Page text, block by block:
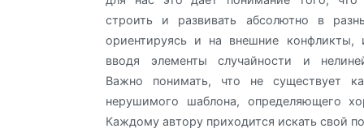
строить и развивать абсолютно в
ориентируясь и на внешние конфликты,
вводя элементы случайности и
Важно понимать, что не существует
нерушимого шаблона, определяющего
Каждому автору приходится искать свой